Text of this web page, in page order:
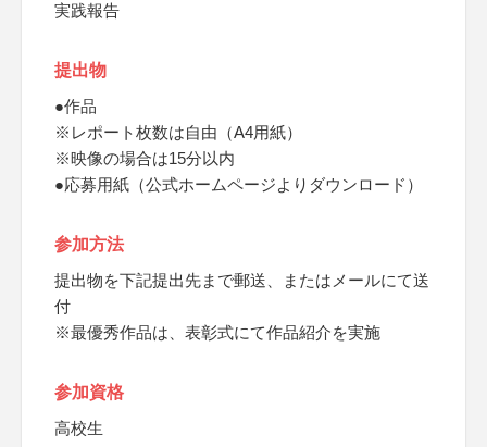
実践報告
提出物
●作品
※レポート枚数は自由（A4用紙）
※映像の場合は15分以内
●応募用紙（公式ホームページよりダウンロード）
参加方法
提出物を下記提出先まで郵送、またはメールにて送
付
※最優秀作品は、表彰式にて作品紹介を実施
参加資格
高校生